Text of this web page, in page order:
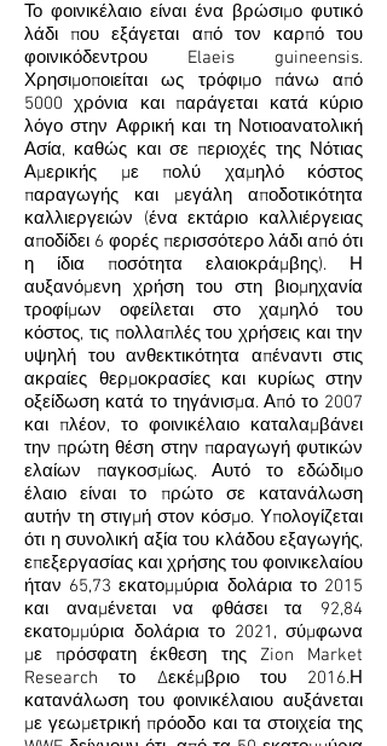
Το φοινικέλαιο είναι ένα βρώσιμο φυτικό
λάδι που εξάγεται από τον καρπό του
φοινικόδεντρου Elaeis guineensis.
Χρησιμοποιείται ως τρόφιμο πάνω από
5000 χρόνια και παράγεται κατά κύριο
λόγο στην Αφρική και τη Νοτιοανατολική
Ασία, καθώς και σε περιοχές της Νότιας
Αμερικής με πολύ χαμηλό κόστος
παραγωγής και μεγάλη αποδοτικότητα
καλλιεργειών (ένα εκτάριο καλλιέργειας
αποδίδει 6 φορές περισσότερο λάδι από ότι
η ίδια ποσότητα ελαιοκράμβης). Η
αυξανόμενη χρήση του στη βιομηχανία
τροφίμων οφείλεται στο χαμηλό του
κόστος, τις πολλαπλές του χρήσεις και την
υψηλή του ανθεκτικότητα απέναντι στις
ακραίες θερμοκρασίες και κυρίως στην
οξείδωση κατά το τηγάνισμα. Από το 2007
και πλέον, το φοινικέλαιο καταλαμβάνει
την πρώτη θέση στην παραγωγή φυτικών
ελαίων παγκοσμίως. Αυτό το εδώδιμο
έλαιο είναι το πρώτο σε κατανάλωση
αυτήν τη στιγμή στον κόσμο. Υπολογίζεται
ότι η συνολική αξία του κλάδου εξαγωγής,
επεξεργασίας και χρήσης του φοινικελαίου
ήταν 65,73 εκατομμύρια δολάρια το 2015
και αναμένεται να φθάσει τα 92,84
εκατομμύρια δολάρια το 2021, σύμφωνα
με πρόσφατη έκθεση της Zion Market
Research το Δεκέμβριο του 2016.Η
κατανάλωση του φοινικέλαιου αυξάνεται
με γεωμετρική πρόοδο και τα στοιχεία της